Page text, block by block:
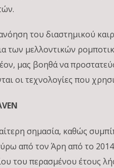
του διαστημικού
των μελλοντικών
μας βοηθά να
οι τεχνολογίες που
σημασία, καθώς
από τον Άρη από το
του περασμένου έτους